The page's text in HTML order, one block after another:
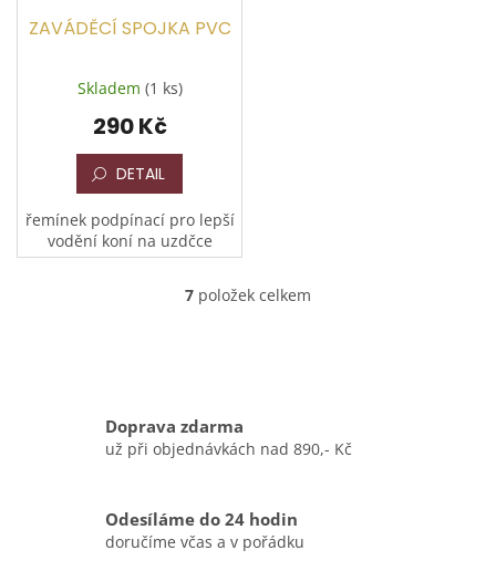
ZAVÁDĚCÍ SPOJKA PVC
Skladem (1 ks)
290 Kč
DETAIL
řemínek podpínací pro lepší
vodění koní na uzdčce
O
í
v
k
y
7 položek celkem
Doprava zdarma
už při objednávkách nad 890,- Kč
Odesíláme do 24 hodin
doručíme včas a v pořádku